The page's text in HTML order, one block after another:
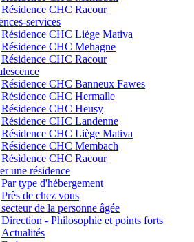
Résidence CHC Racour
services
Résidence CHC Liège Mativa
Résidence CHC Mehagne
Résidence CHC Racour
Résidence CHC Banneux Fawes
Résidence CHC Hermalle
Résidence CHC Heusy
Résidence CHC Landenne
Résidence CHC Liège Mativa
Résidence CHC Membach
Résidence CHC Racour
une résidence
Par type d'hébergement
Près de chez vous
de la personne âgée
Direction - Philosophie et points forts
Actualités